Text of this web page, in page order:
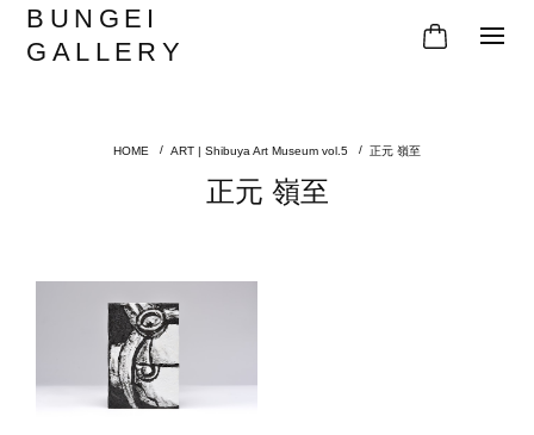
BUNGEI
GALLERY
ART | Shibuya Art Museum vol.5 正元 嶺至
正元 嶺至